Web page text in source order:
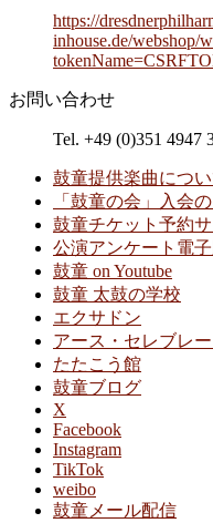
https://
inhouse.de/webshop/
お問い合わせ
Tel. +49 (0)351 4947
鼓童提供楽曲につい
「鼓童の会」入会
鼓童チケット予約サ
公演アンケート電子
鼓童 on Youtube
鼓童 太鼓の学校
エクサドン
アース・セレブレ
たたこう館
鼓童ブログ
X
Facebook
Instagram
TikTok
weibo
鼓童メール配信